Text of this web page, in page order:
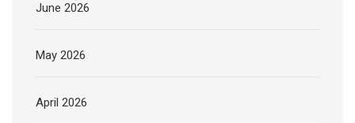
June 2026
May 2026
April 2026